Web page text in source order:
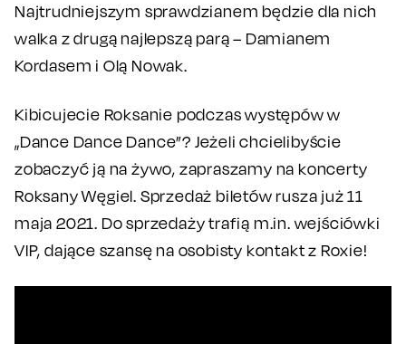
Najtrudniejszym sprawdzianem będzie dla nich
walka z drugą najlepszą parą – Damianem
Kordasem i Olą Nowak.
Kibicujecie Roksanie podczas występów w
„Dance Dance Dance”? Jeżeli chcielibyście
zobaczyć ją na żywo, zapraszamy na koncerty
Roksany Węgiel. Sprzedaż biletów rusza już 11
maja 2021. Do sprzedaży trafią m.in. wejściówki
VIP, dające szansę na osobisty kontakt z Roxie!